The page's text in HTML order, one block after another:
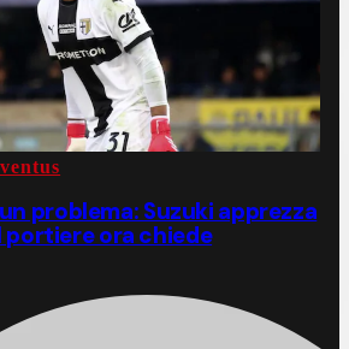
problema: Suzuki apprezza
portiere ora chiede